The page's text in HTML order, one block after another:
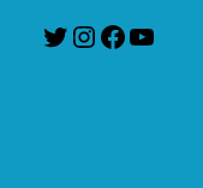
TwitterInstagram
Facebook